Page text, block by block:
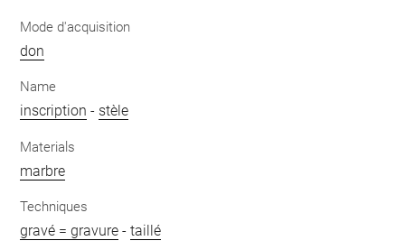
Mode d'acquisition
don
Name
inscription - stèle
Materials
marbre
Techniques
gravé = gravure -taillé